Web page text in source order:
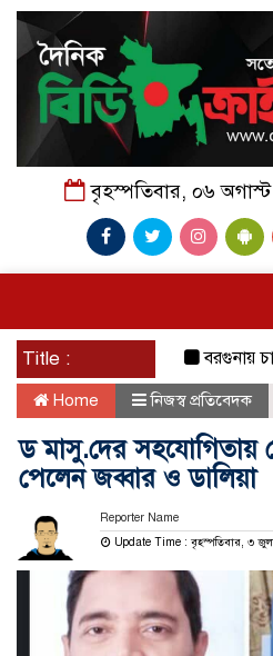
বৃহস্পতিবার, ০৬ অগাস্ট
Title : বরগুনায় চাচা
Home নিজস্ব প্রতিবেদক
ড মাসু.দের
পেলেন জব্বার ও ডালিয়া
Reporter Name
Update Time : বৃহস্পতিবার, ৩